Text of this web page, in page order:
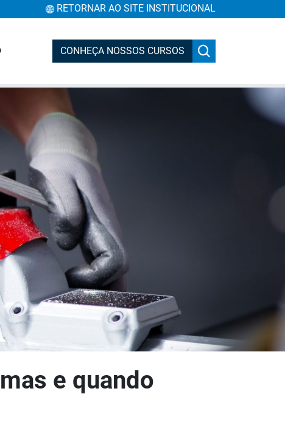
RETORNAR AO SITE INSTITUCIONAL
CONHEÇA NOSSOS CURSOS
e quando